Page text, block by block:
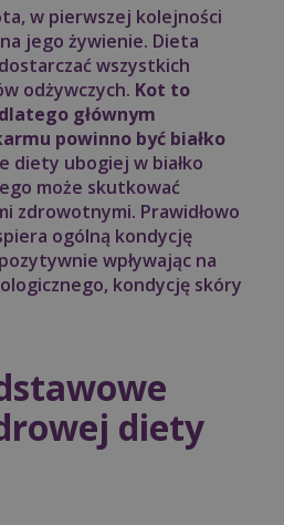
w pierwszej kolejności
jego żywienie. Dieta
wszystkich
odżywczych. Kot to
głównym
powinno być białko
diety ubogiej w białko
może skutkować
zdrowotnymi. Prawidłowo
ogólną kondycję
wpływając na
kondycję skóry
diety